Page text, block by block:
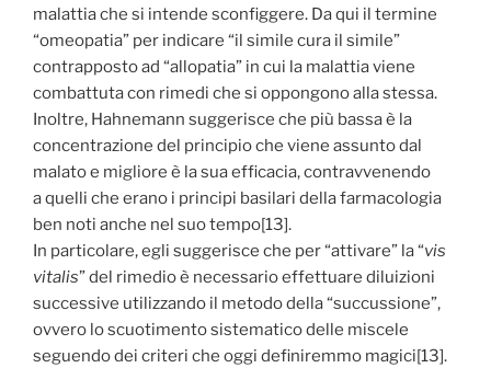
malattia che si intende sconfiggere. Da qui il termine
“omeopatia” per indicare “il simile cura il simile”
contrapposto ad “allopatia” in cui la malattia viene
combattuta con rimedi che si oppongono alla stessa.
Inoltre, Hahnemann suggerisce che più bassa è la
concentrazione del principio che viene assunto dal
malato e migliore è la sua efficacia, contravvenendo
a quelli che erano i principi basilari della farmacologia
ben noti anche nel suo tempo[13].
In particolare, egli suggerisce che per “attivare” la “vis
vitalis” del rimedio è necessario effettuare diluizioni
successive utilizzando il metodo della “succussione”,
ovvero lo scuotimento sistematico delle miscele
seguendo dei criteri che oggi definiremmo magici[13].